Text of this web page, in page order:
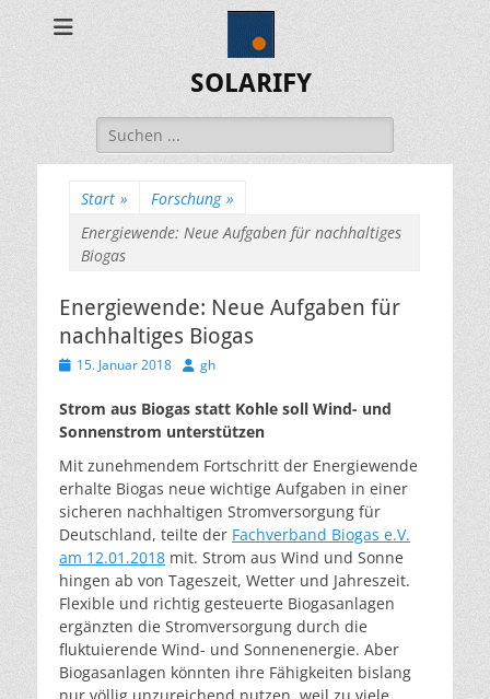
SOLARIFY
Suchen
nach:
Start » Forschung »
Energiewende: Neue Aufgaben für nachhaltiges
Biogas
Energiewende: Neue Aufgaben für
nachhaltiges Biogas
Veröffentlicht
15. Januar 2018 Autor
gh
Strom aus Biogas statt Kohle soll Wind- und
Sonnenstrom unterstützen
Mit zunehmendem Fortschritt der Energiewende
erhalte Biogas neue wichtige Aufgaben in einer
sicheren nachhaltigen Stromversorgung für
Deutschland, teilte der Fachverband Biogas e.V.
am 12.01.2018 mit. Strom aus Wind und Sonne
hingen ab von Tageszeit, Wetter und Jahreszeit.
Flexible und richtig gesteuerte Biogasanlagen
ergänzten die Stromversorgung durch die
fluktuierende Wind- und Sonnenenergie. Aber
Biogasanlagen könnten ihre Fähigkeiten bislang